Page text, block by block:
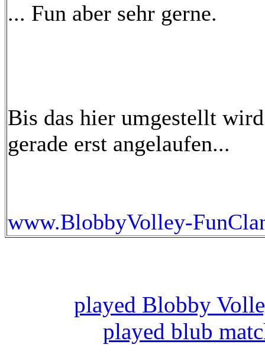
... Fun aber sehr gerne.
Bis das hier umgestellt
gerade erst angelaufen...
www.BlobbyVolley-
played Blobby
played blub